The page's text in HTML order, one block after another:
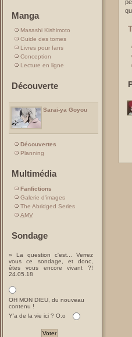
Manga
Masashi Kishimoto
Guide des tomes
Livres pour fans
Conception
Lecture en ligne
Découverte
Sarai-ya Goyou
Découvertes
Planning
Multimédia
Fanfictions
Galerie d'images
The Abridged Series
AMV
Sondage
» La question c'est... Verrez
vous ce sondage, et donc,
êtes vous encore vivant ?!
24.05.18
OH MON DIEU, du nouveau
contenu !
Y'a de la vie ici ? O.o